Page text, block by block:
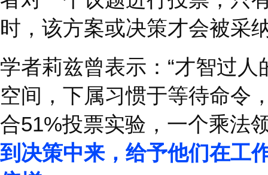
让擅长处理同事请求的
匹配。
让即便在睡梦中依旧能
予她学习和拓展的机会